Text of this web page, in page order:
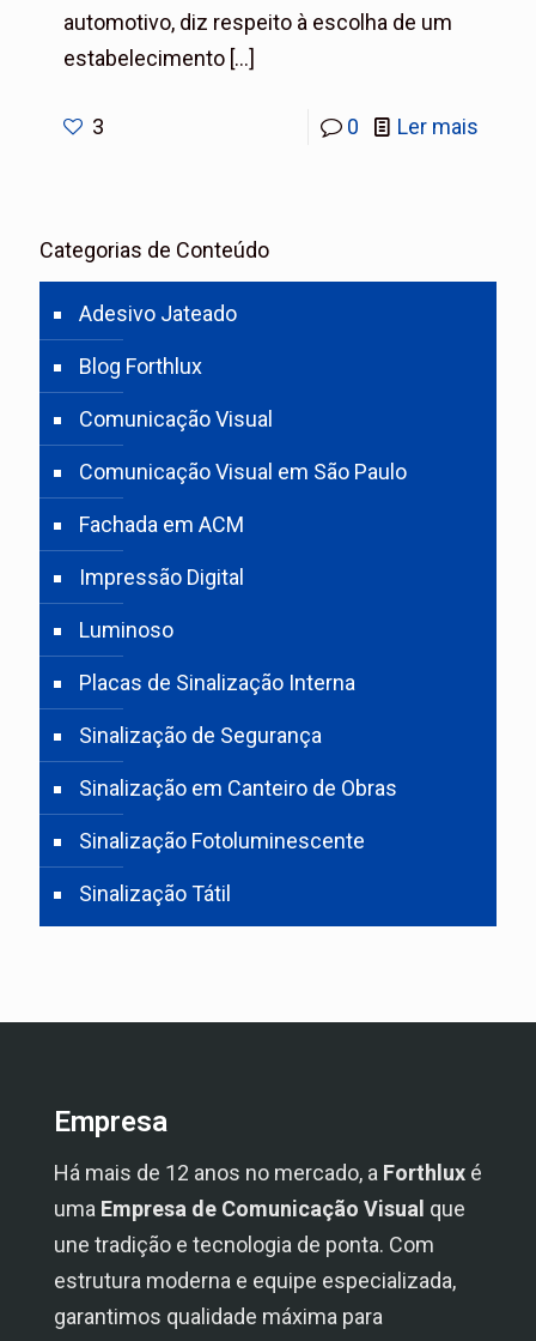
automotivo, diz respeito à escolha de um
estabelecimento […]
3 0 Ler mais
Categorias de Conteúdo
Adesivo Jateado
Blog Forthlux
Comunicação Visual
Comunicação Visual em São Paulo
Fachada em ACM
Impressão Digital
Luminoso
Placas de Sinalização Interna
Sinalização de Segurança
Sinalização em Canteiro de Obras
Sinalização Fotoluminescente
Sinalização Tátil
Empresa
Há mais de 12 anos no mercado, a Forthlux é
uma Empresa de Comunicação Visual que
une tradição e tecnologia de ponta. Com
estrutura moderna e equipe especializada,
garantimos qualidade máxima para